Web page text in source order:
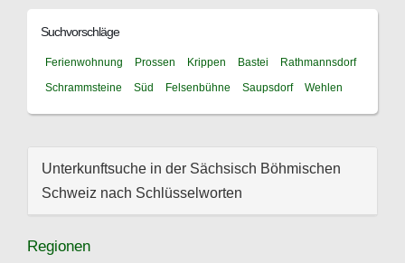
Suchvorschläge
Ferienwohnung Prossen Krippen Bastei
Rathmannsdorf
Schrammsteine
Süd Felsenbühne Saupsdorf Wehlen
Unterkunftsuche in der Sächsisch Böhmischen
Schweiz nach Schlüsselworten
Regionen